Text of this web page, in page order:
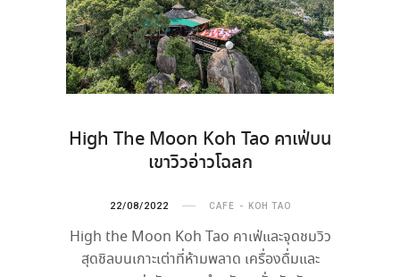
High The Moon Koh Tao คาเฟ่บน
เขาวิวอ่าวโฉลก
22/08/2022 CAFE KOH TAO
High the Moon Koh Tao คาเฟ่และจุดชมวิว
สุดชิลบนเกาะเต่าที่ห้ามพลาด เครื่องดื่มและ